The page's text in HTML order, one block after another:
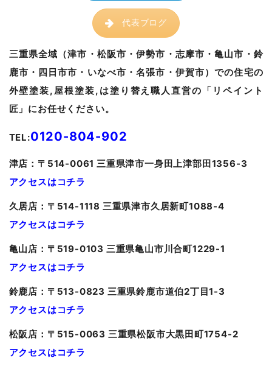
代表ブログ
三重県全域（津市・松阪市・伊勢市・志摩市・亀山市・鈴
鹿市・四日市市・いなべ市・名張市・伊賀市）での住宅の
外壁塗装,屋根塗装,は塗り替え職人直営の「リペイント
匠」にお任せください。
TEL:0120-804-902
津店：〒514-0061 三重県津市一身田上津部田1356-3
アクセスはコチラ
久居店：〒514-1118 三重県津市久居新町1088-4
アクセスはコチラ
亀山店：〒519-0103 三重県亀山市川合町1229-1
アクセスはコチラ
鈴鹿店：〒513-0823 三重県鈴鹿市道伯2丁目1-3
アクセスはコチラ
松阪店：〒515-0063 三重県松阪市大黒田町1754-2
アクセスはコチラ